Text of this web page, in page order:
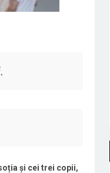
și cei trei copii,